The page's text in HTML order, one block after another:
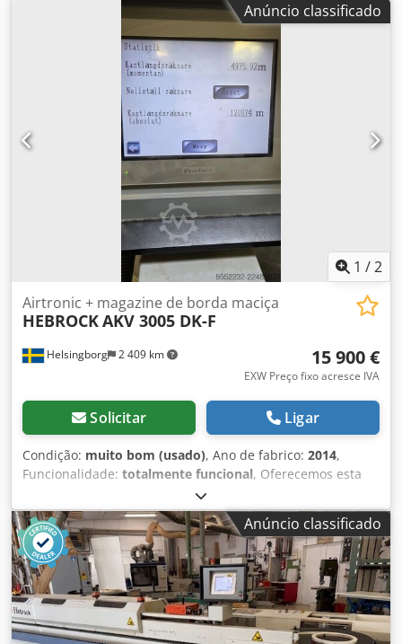
derivados de madeira. HPO – programa de otimização de
corte Projeção máxima da lâmina da serra: 95 mm Avanço
do carro da serra até 120 m/min Comprimentos de corte:
Modelo FH 4 430 - 4.300 mm Dedsx Ebzdspfx Anxokr Pode
ser inspecionada em funcionamento até o início de 2026
(desmontagem planejada) Diâmetro máximo da serra - 350
mm Projeção - 95 mm Abertura do grampo 90 mm Potência
do motor da serra - 15 kW Diâmetro do riscador 300 mm
Velocidade de avanço até 80 m/min Retorno 80 m/min
Avanço da serra até 120 m/min Retorno 120 m/min
Anúncio classificado
1 /2
Helsingborg 2 409 km
Airtronic + magazine de borda maciça
HEBROCKAKV 3005 DK-F
15 900 €
EXW Preço fixo acresce IVA
Solicitar Ligar
Condição: muito bom (usado), Ano de fabrico: 2014,
Funcionalidade: totalmente funcional, Oferecemos esta
excelente máquina HEBROCK AKV 3005 DK-F Airtronic e
magazine para bordas maciças, fabricada em 2014.
Fabricante: HEBROCK Modelo: AKV 3005 DK-F Ano de
fabricação: 2014 Condição: muito boa ID da categoria: 877
Tipo: Airtronic e magazine para bordas maciças Máquina
para bordas Hebrock AKV 3005 DK-F (2014) – Totalmente
equipada com Airtronic e bordas maciças. Dkodpfx Aezrm
Dqsnxer Uma máquina para bordas extremamente bem
Anúncio classificado